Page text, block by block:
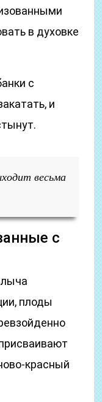
в духовке
с
и
весьма
с
плоды
красный